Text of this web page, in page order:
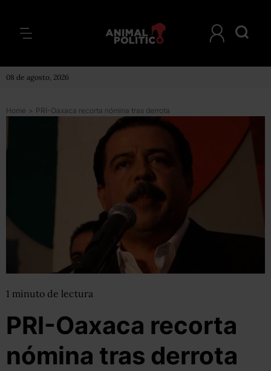
08 de agosto, 2026
Home > PRI-Oaxaca recorta nómina tras derrota
1 minuto de lectura
PRI-Oaxaca recorta
nómina tras derrota